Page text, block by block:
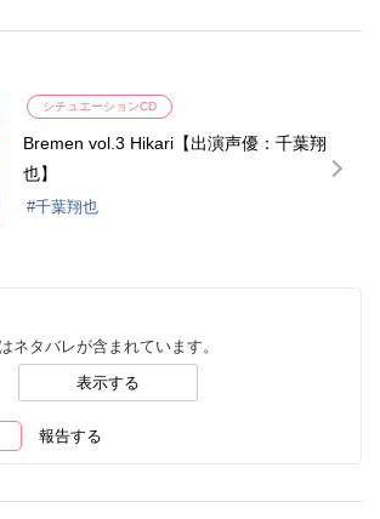
シチュエーションCD
Bremen vol.3 Hikari【出演声優：千葉翔
也】
千葉翔也
ネタバレが含まれています。
表示する
報告する